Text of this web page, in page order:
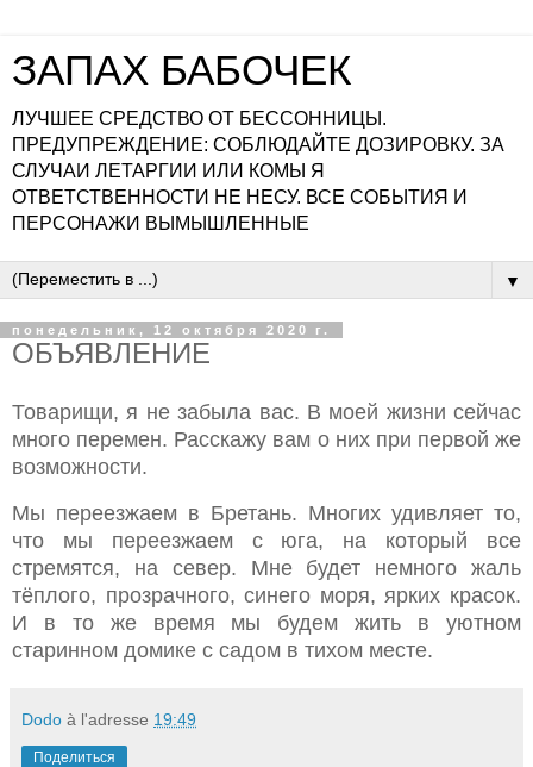
ЗАПАХ БАБОЧЕК
ЛУЧШЕЕ СРЕДСТВО ОТ БЕССОННИЦЫ.
ПРЕДУПРЕЖДЕНИЕ: СОБЛЮДАЙТЕ ДОЗИРОВКУ. ЗА
СЛУЧАИ ЛЕТАРГИИ ИЛИ КОМЫ Я
ОТВЕТСТВЕННОСТИ НЕ НЕСУ. ВСЕ СОБЫТИЯ И
ПЕРСОНАЖИ ВЫМЫШЛЕННЫЕ
▼
понедельник, 12 октября 2020 г.
ОБЪЯВЛЕНИЕ
Товарищи, я не забыла вас. В моей жизни сейчас
много перемен. Расскажу вам о них при первой же
возможности.
Мы переезжаем в Бретань. Многих удивляет то,
что мы переезжаем с юга, на который все
стремятся, на север. Мне будет немного жаль
тёплого, прозрачного, синего моря, ярких красок.
И в то же время мы будем жить в уютном
старинном домике с садом в тихом месте.
Dodo à l'adresse 19:49
Поделиться